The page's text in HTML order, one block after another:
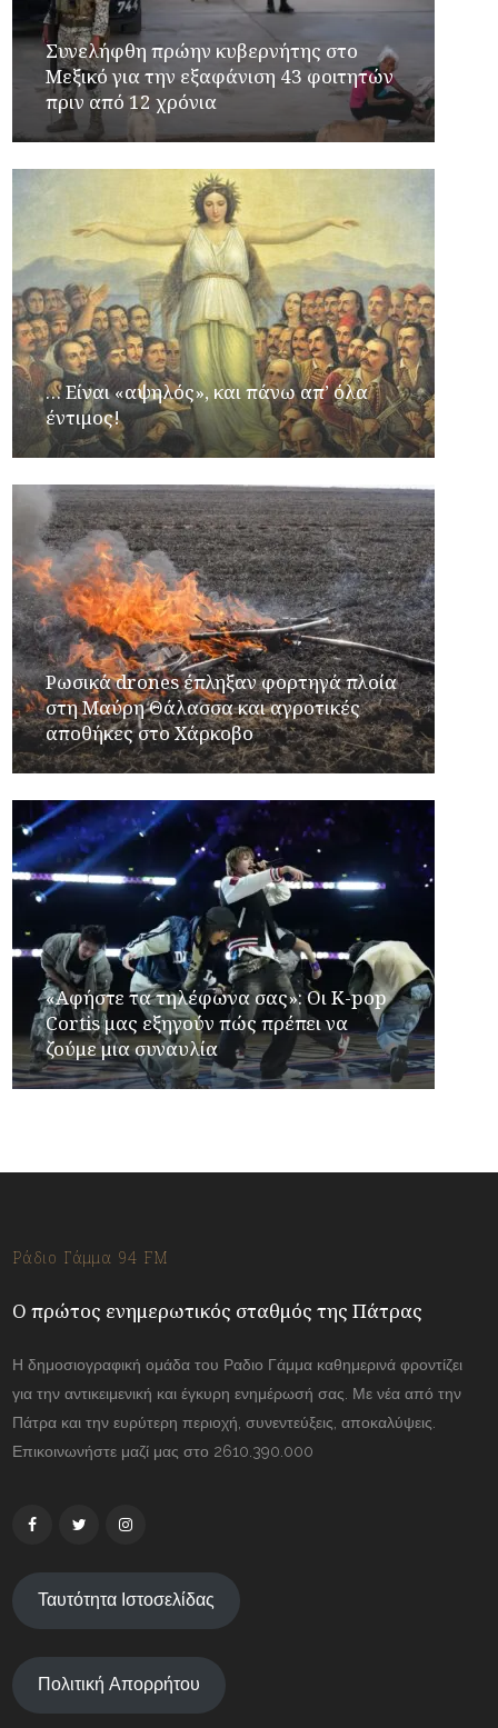
Συνελήφθη πρώην κυβερνήτης στο
Μεξικό για την εξαφάνιση 43 φοιτητών
πριν από 12 χρόνια
… Είναι «αψηλός», και πάνω απ’ όλα
έντιμος!
Ρωσικά drones έπληξαν φορτηγά πλοία
στη Μαύρη Θάλασσα και αγροτικές
αποθήκες στο Χάρκοβο
«Αφήστε τα τηλέφωνα σας»: Οι K-pop
Cortis μας εξηγούν πώς πρέπει να
ζούμε μια συναυλία
Ράδιο Γάμμα 94 FM
Ο πρώτος ενημερωτικός σταθμός της Πάτρας
Η δημοσιογραφική ομάδα του Ραδιο Γάμμα καθημερινά φροντίζει
για την αντικειμενική και έγκυρη ενημέρωσή σας. Με νέα από την
Πάτρα και την ευρύτερη περιοχή, συνεντεύξεις, αποκαλύψεις.
Επικοινωνήστε μαζί μας στο 2610.390.000
Ταυτότητα Ιστοσελίδας
Πολιτική Απορρήτου